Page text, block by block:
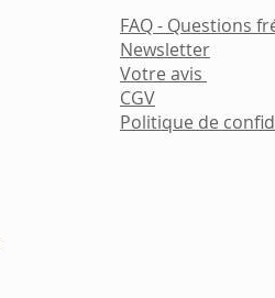
FAQ - Questions
Newsletter
Votre avis
CGV
Politique de